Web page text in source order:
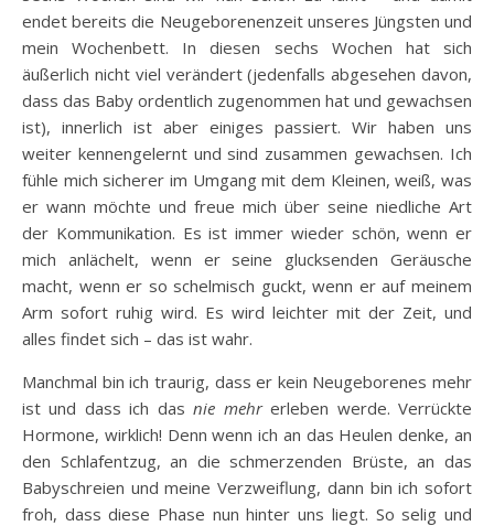
endet bereits die Neugeborenenzeit unseres Jüngsten und
mein Wochenbett. In diesen sechs Wochen hat sich
äußerlich nicht viel verändert (jedenfalls abgesehen davon,
dass das Baby ordentlich zugenommen hat und gewachsen
ist), innerlich ist aber einiges passiert. Wir haben uns
weiter kennengelernt und sind zusammen gewachsen. Ich
fühle mich sicherer im Umgang mit dem Kleinen, weiß, was
er wann möchte und freue mich über seine niedliche Art
der Kommunikation. Es ist immer wieder schön, wenn er
mich anlächelt, wenn er seine glucksenden Geräusche
macht, wenn er so schelmisch guckt, wenn er auf meinem
Arm sofort ruhig wird. Es wird leichter mit der Zeit, und
alles findet sich – das ist wahr.
Manchmal bin ich traurig, dass er kein Neugeborenes mehr
ist und dass ich dasnie mehrerleben werde. Verrückte
Hormone, wirklich! Denn wenn ich an das Heulen denke, an
den Schlafentzug, an die schmerzenden Brüste, an das
Babyschreien und meine Verzweiflung, dann bin ich sofort
froh, dass diese Phase nun hinter uns liegt. So selig und